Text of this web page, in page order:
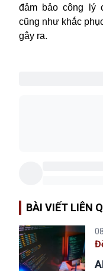
đảm bảo công lý
cũng như khắc
gây ra.
BÀI VIẾT LIÊN